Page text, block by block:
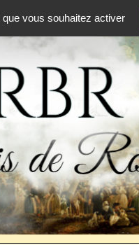
vous souhaitez activer